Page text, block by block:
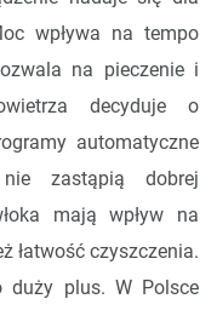
wpływa na tempo
na pieczenie i
decyduje o
automatyczne
zastąpią dobrej
mają wpływ na
łatwość czyszczenia.
duży plus. W Polsce